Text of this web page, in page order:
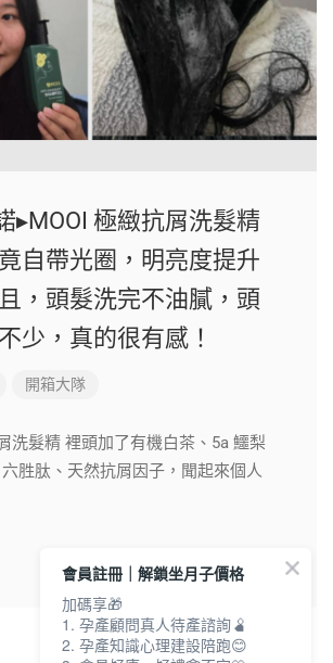
▸MOOI 極緻抗屑洗髮精
自帶光圈，明亮度提升
，頭髮洗完不油膩，頭
少，真的很有感！
開箱大隊
洗髮精 裡頭加了有機白茶、5a 鱷梨
胜肽、天然抗屑因子，聞起來個人
會員註冊｜解鎖坐月子價格
加碼享🎁
1. 孕產顧問真人待產諮詢🫄
2. 孕產知識心理建設陪跑😊